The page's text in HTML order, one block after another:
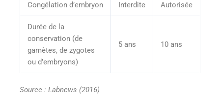
Congélation d’embryon Interdite Autorisée
Durée de la
conservation (de
gamètes, de zygotes
ou d’embryons)
5 ans 10 ans
Source : Labnews (2016)